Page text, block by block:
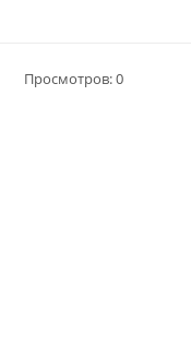
Просмотров: 0